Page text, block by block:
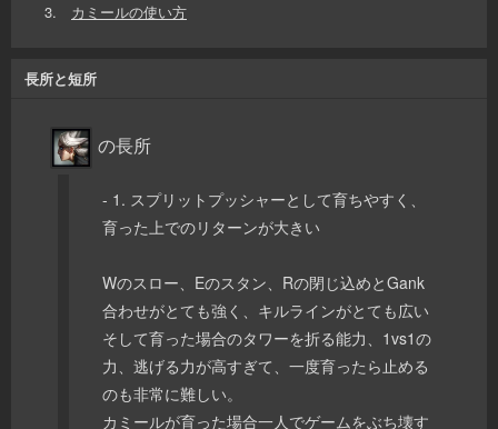
3.
カミールの使い方
長所と短所
の長所
- 1. スプリットプッシャーとして育ちやすく、
育った上でのリターンが大きい
Wのスロー、Eのスタン、Rの閉じ込めとGank
合わせがとても強く、キルラインがとても広い
そして育った場合のタワーを折る能力、1vs1の
力、逃げる力が高すぎて、一度育ったら止める
のも非常に難しい。
カミールが育った場合一人でゲームをぶち壊す